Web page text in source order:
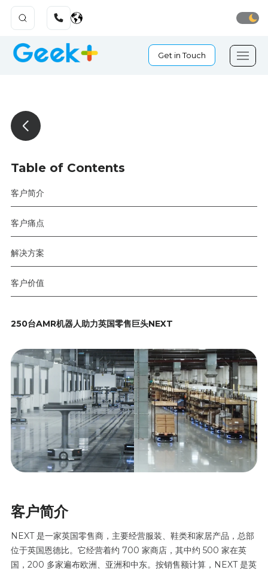
Get in Touch
Table of Contents
客户简介
客户痛点
解决方案
客户价值
250台AMR机器人助力英国零售巨头NEXT
客户简介
NEXT 是一家英国零售商，主要经营服装、鞋类和家居产品，总部
位于英国恩德比。它经营着约 700 家商店，其中约 500 家在英
国，200 多家遍布欧洲、亚洲和中东。按销售额计算，NEXT 是英